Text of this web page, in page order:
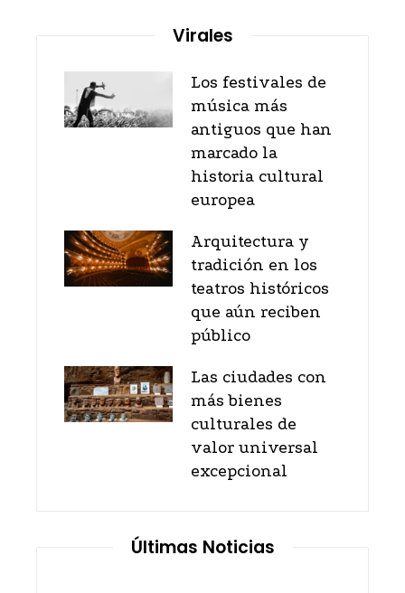
Virales
Los festivales de
música más
antiguos que han
marcado la
historia cultural
europea
Arquitectura y
tradición en los
teatros históricos
que aún reciben
público
Las ciudades con
más bienes
culturales de
valor universal
excepcional
Últimas Noticias